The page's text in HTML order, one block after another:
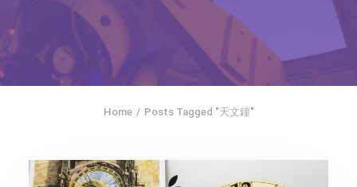
比賽/專題計劃
聯絡我們
SEARCH
社交平台
Home Posts Tagged "天文鐘"